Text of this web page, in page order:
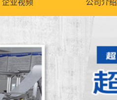
企业视频 公司介绍